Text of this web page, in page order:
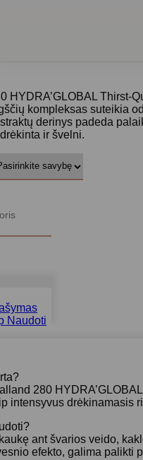
HYDRA’GLOBAL Thirst-
kompleksas suteikia
derinys padeda
ir švelni.
Naudoti
280
intensyvus drėkinamasis
ant švarios veido,
efekto, galima palikti